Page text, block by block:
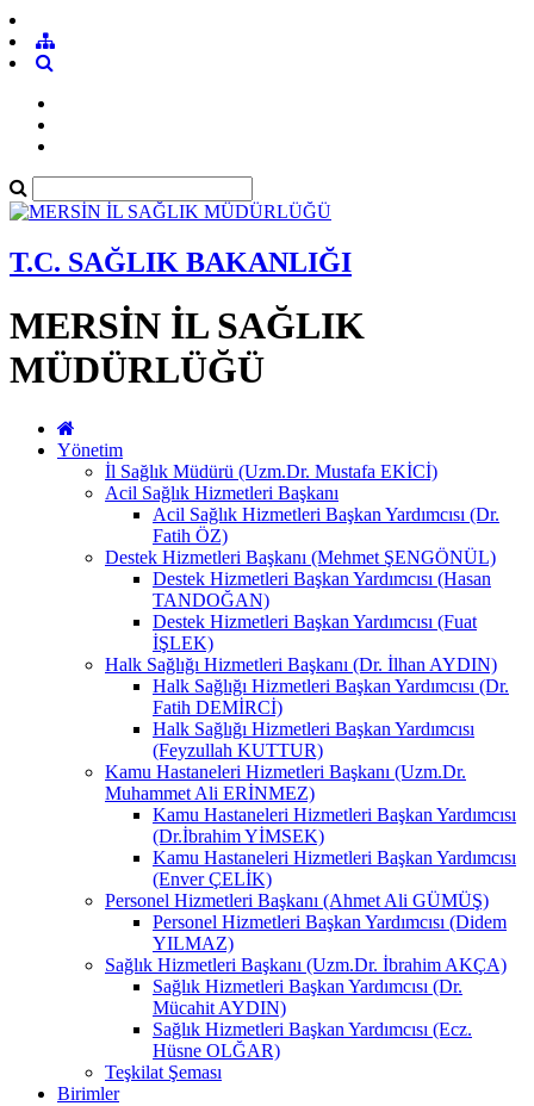
T.C. SAĞLIK BAKANLIĞI
MERSİN İL SAĞLIK
MÜDÜRLÜĞÜ
Yönetim
İl Sağlık Müdürü (Uzm.Dr. Mustafa EKİCİ)
Acil Sağlık Hizmetleri Başkanı
Acil Sağlık Hizmetleri Başkan Yardımcısı (Dr.
Fatih ÖZ)
Destek Hizmetleri Başkanı (Mehmet ŞENGÖNÜL)
Destek Hizmetleri Başkan Yardımcısı (Hasan
TANDOĞAN)
Destek Hizmetleri Başkan Yardımcısı (Fuat
İŞLEK)
Halk Sağlığı Hizmetleri Başkanı (Dr. İlhan AYDIN)
Halk Sağlığı Hizmetleri Başkan Yardımcısı (Dr.
Fatih DEMİRCİ)
Halk Sağlığı Hizmetleri Başkan Yardımcısı
(Feyzullah KUTTUR)
Kamu Hastaneleri Hizmetleri Başkanı (Uzm.Dr.
Muhammet Ali ERİNMEZ)
Kamu Hastaneleri Hizmetleri Başkan Yardımcısı
(Dr.İbrahim YİMSEK)
Kamu Hastaneleri Hizmetleri Başkan Yardımcısı
(Enver ÇELİK)
Personel Hizmetleri Başkanı (Ahmet Ali GÜMÜŞ)
Personel Hizmetleri Başkan Yardımcısı (Didem
YILMAZ)
Sağlık Hizmetleri Başkanı (Uzm.Dr. İbrahim AKÇA)
Sağlık Hizmetleri Başkan Yardımcısı (Dr.
Mücahit AYDIN)
Sağlık Hizmetleri Başkan Yardımcısı (Ecz.
Hüsne OLĞAR)
Teşkilat Şeması
Birimler